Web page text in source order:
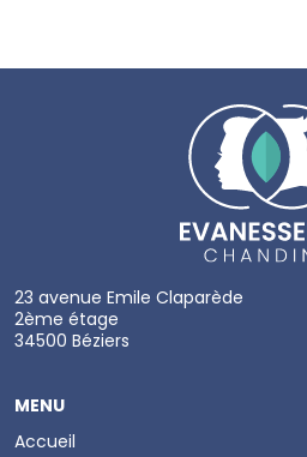
23 avenue Emile Claparède
2ème étage
34500 Béziers
MENU
Accueil